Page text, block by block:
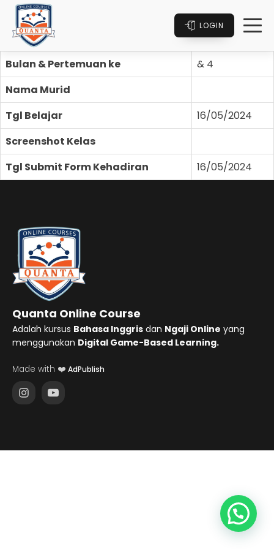
LOGIN
Bulan & Pertemuan ke
& 4
Nama Murid
Tgl Belajar
16/05/2024
Screenshot Kelas
Tgl Submit Form Kehadiran
16/05/2024
Quanta Online Course
Adalah kursus Bahasa Inggris dan Ngaji Online yang
menggunakan Digital Game-Based Learning.
Made with ❤️ AdPublish